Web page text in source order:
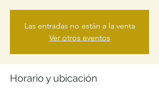
Las entradas no están a la venta
Ver otros eventos
Horario y ubicación